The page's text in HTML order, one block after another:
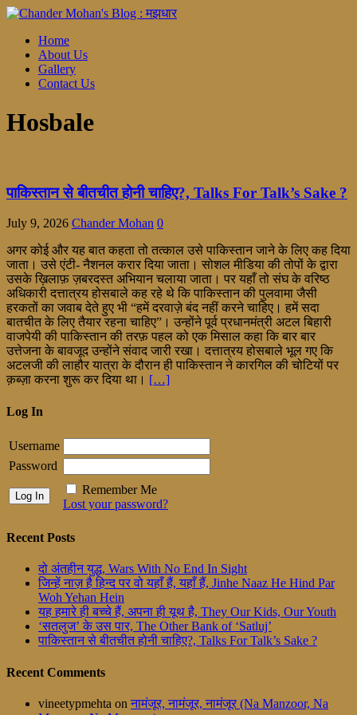
Home
About Us
Gallery
Contact Us
Hosbale
पाकिस्तान से बीतचीत होनी चाहिए?, Talks For Talk’s Sake ?
July 9, 2026 Chander Mohan 0
अगर कोई और यह बात कहता तो तत्काल उसे पाकिस्तान जाने के लिए कह दिया
जाता। उसे एंटी- नैशनल करार दिया जाता। सोशल मीडिया की तोपों के द्वारा
उसके ख़िलाफ़ ज़बरदस्त अभियान चलाया जाता। पर यहाँ तो संघ के वरिष्ठ
अधिकारी दत्तात्रय होसबाले कह रहे थे कि पाकिस्तान की पुलवामा जैसी
हरकतों का जवाब देते हुए भी “हमें दरवाज़े बंद नहीं करने चाहिए। हमें सदा
बातचीत के लिए तैयार रहना चाहिए”। उन्होंने पूर्व प्रधानमंत्री अटल बिहारी
वाजपेयी की पाकिस्तान की तरफ़ पहल को एक मिसाल कहा कि बार बार
उत्तेजना के बावजूद उन्होंने संवाद जारी रखा। दत्तात्रय होसबाले भूल गए कि
अटलजी की लाहौर यात्रा के दौरान ही पाकिस्तान ने कारगिल की चोटियों पर
क़ब्ज़ा करना शुरू कर दिया था। […]
Log In
Username
Password
Remember Me
Lost your password?
Recent Posts
दो अंतहीन युद्ध, Wars With No End In Sight
जिन्हें नाज़ है हिन्द पर वो यहाँ हैं, यहाँ हैं, Jinhe Naaz He Hind Par
Woh Yehan Hein
यह हमारे ही बच्चे हैं, अपना ही यूथ है, They Our Kids, Our Youth
‘सतलुज’ के उस पार, The Other Bank of ‘Satluj’
पाकिस्तान से बीतचीत होनी चाहिए?, Talks For Talk’s Sake ?
Recent Comments
vineetypmehta on नामंजूर, नामंजूर, नामंजूर (Na Manzoor, Na